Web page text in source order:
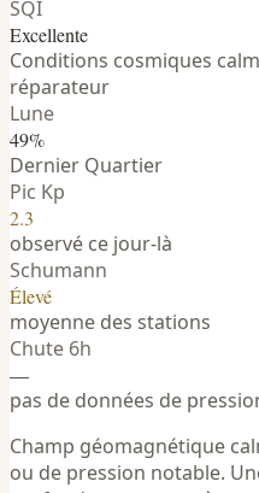
SQI
Excellente
Conditions cosmiques
réparateur
Lune
49%
Dernier Quartier
Pic Kp
2.3
observé ce jour-là
Schumann
Élevé
moyenne des stations
Chute 6h
—
pas de données de
Champ géomagnétique
ou de pression notable.